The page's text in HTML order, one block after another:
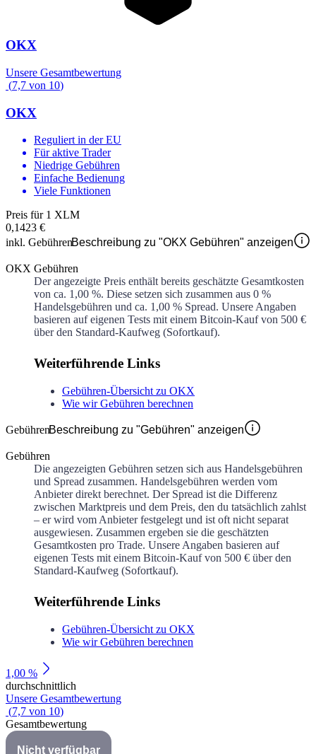
OKX
Unsere Gesamtbewertung
(7,7 von 10)
OKX
Reguliert in der EU
Für aktive Trader
Niedrige Gebühren
Einfache Bedienung
Viele Funktionen
Preis für 1 XLM
0,1423 €
inkl. GebührenBeschreibung zu "OKX Gebühren" anzeigen
OKX Gebühren
Der angezeigte Preis enthält bereits geschätzte Gesamtkosten
von ca. 1,00 %. Diese setzen sich zusammen aus 0 %
Handelsgebühren und ca. 1,00 % Spread. Unsere Angaben
basieren auf eigenen Tests mit einem Bitcoin-Kauf von 500 €
über den Standard-Kaufweg (Sofortkauf).
Weiterführende Links
Gebühren-Übersicht zu OKX
Wie wir Gebühren berechnen
GebührenBeschreibung zu "Gebühren" anzeigen
Gebühren
Die angezeigten Gebühren setzen sich aus Handelsgebühren
und Spread zusammen. Handelsgebühren werden vom
Anbieter direkt berechnet. Der Spread ist die Differenz
zwischen Marktpreis und dem Preis, den du tatsächlich zahlst
– er wird vom Anbieter festgelegt und ist oft nicht separat
ausgewiesen. Zusammen ergeben sie die geschätzten
Gesamtkosten pro Trade. Unsere Angaben basieren auf
eigenen Tests mit einem Bitcoin-Kauf von 500 € über den
Standard-Kaufweg (Sofortkauf).
Weiterführende Links
Gebühren-Übersicht zu OKX
Wie wir Gebühren berechnen
1,00 %
durchschnittlich
Unsere Gesamtbewertung
(7,7 von 10)
Gesamtbewertung
Nicht verfügbar